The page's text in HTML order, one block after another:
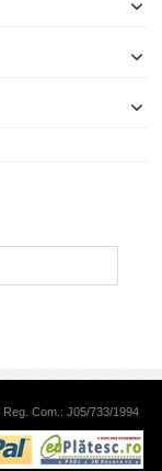
Com.: J05/733/1994